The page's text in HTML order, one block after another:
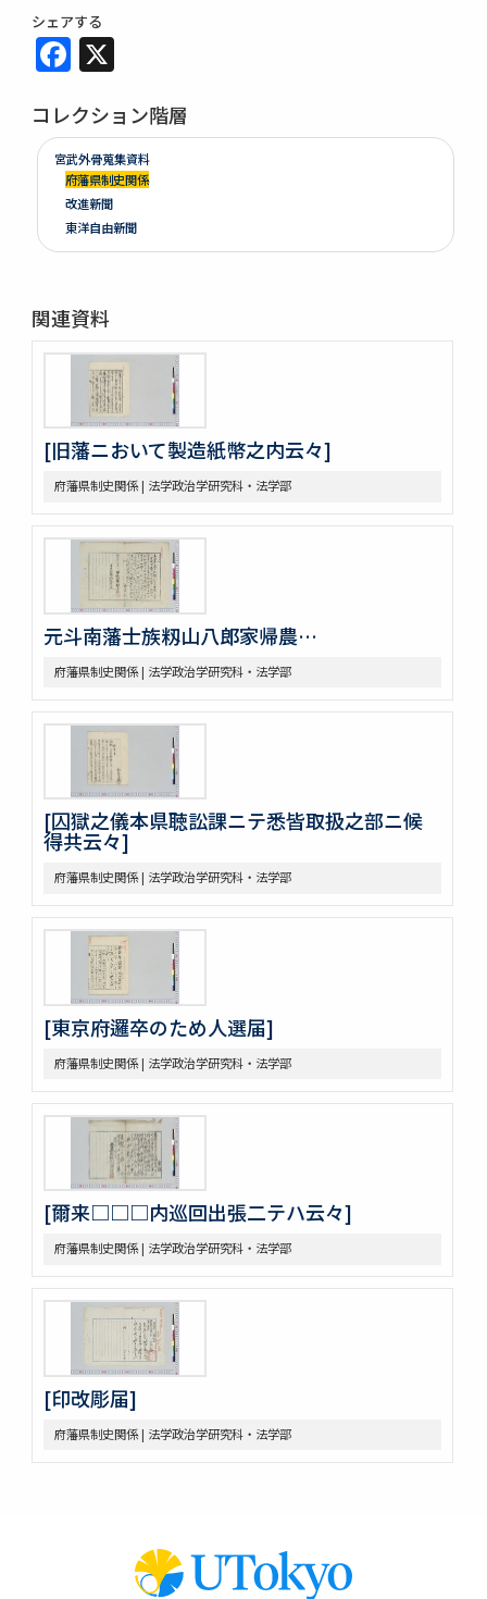
シェアする
Facebook
コレクション階層
宮武外骨蒐集資料
府藩県制史関係
改進新聞
東洋自由新聞
関連資料
[旧藩ニおいて製造紙幣之内云々]
府藩県制史関係 | 法学政治学研究科・法学部
元斗南藩士族籾山八郎家帰農…
府藩県制史関係 | 法学政治学研究科・法学部
[囚獄之儀本県聴訟課ニテ悉皆取扱之部ニ候
得共云々]
府藩県制史関係 | 法学政治学研究科・法学部
[東京府邏卒のため人選届]
府藩県制史関係 | 法学政治学研究科・法学部
[爾来□□□内巡回出張二テハ云々]
府藩県制史関係 | 法学政治学研究科・法学部
[印改彫届]
府藩県制史関係 | 法学政治学研究科・法学部